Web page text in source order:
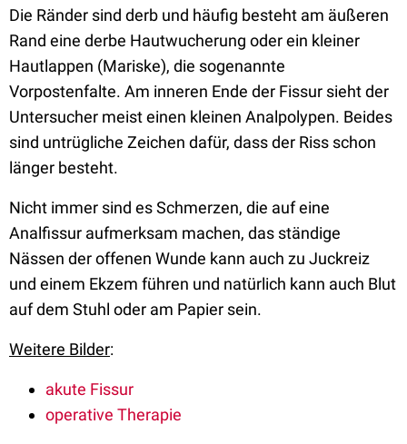
Die Ränder sind derb und häufig besteht am äußeren
Rand eine derbe Hautwucherung oder ein kleiner
Hautlappen (Mariske), die sogenannte
Vorpostenfalte. Am inneren Ende der Fissur sieht der
Untersucher meist einen kleinen Analpolypen. Beides
sind untrügliche Zeichen dafür, dass der Riss schon
länger besteht.
Nicht immer sind es Schmerzen, die auf eine
Analfissur aufmerksam machen, das ständige
Nässen der offenen Wunde kann auch zu Juckreiz
und einem Ekzem führen und natürlich kann auch Blut
auf dem Stuhl oder am Papier sein.
Weitere Bilder:
akute Fissur
operative Therapie